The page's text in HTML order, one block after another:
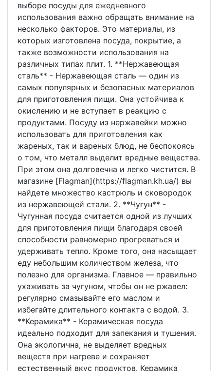
выборе посуды для ежедневного
использования важно обращать внимание на
несколько факторов. Это материалы, из
которых изготовлена посуда, покрытие, а
также возможности использования на
различных типах плит. 1. **Нержавеющая
сталь** - Нержавеющая сталь — один из
самых популярных и безопасных материалов
для приготовления пищи. Она устойчива к
окислению и не вступает в реакцию с
продуктами. Посуду из нержавейки можно
использовать для приготовления как
жареных, так и вареных блюд, не беспокоясь
о том, что металл выделит вредные вещества.
При этом она долговечна и легко чистится. В
магазине [Flagman](https://flagman.kh.ua/) вы
найдете множество кастрюль и сковородок
из нержавеющей стали. 2. **Чугун** -
Чугунная посуда считается одной из лучших
для приготовления пищи благодаря своей
способности равномерно прогреваться и
удерживать тепло. Кроме того, она насыщает
еду небольшим количеством железа, что
полезно для организма. Главное — правильно
ухаживать за чугуном, чтобы он не ржавел:
регулярно смазывайте его маслом и
избегайте длительного контакта с водой. 3.
**Керамика** - Керамическая посуда
идеально подходит для запекания и тушения.
Она экологична, не выделяет вредных
веществ при нагреве и сохраняет
естественный вкус продуктов. Керамика